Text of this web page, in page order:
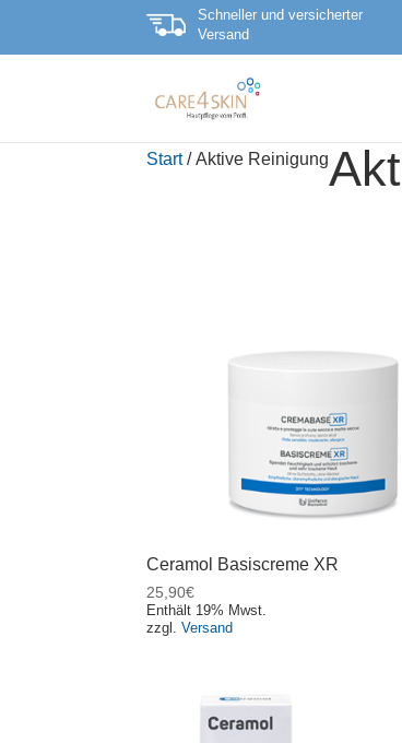
Schneller und versicherter
Versand
Start/ Aktive Reinigung
Ceramol Basiscreme XR
25,90€
Enthält 19% Mwst.
zzgl.Versand